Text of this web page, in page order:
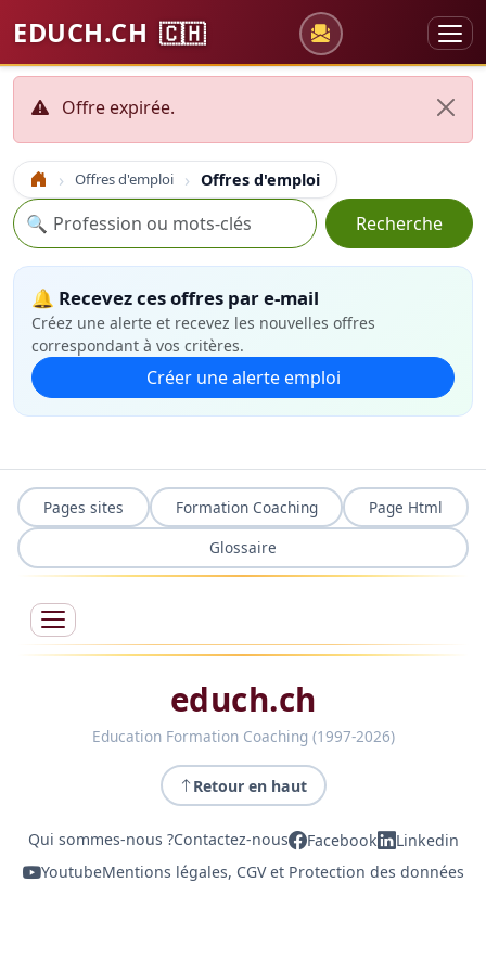
EDUCH.CH 🇨🇭
Offre expirée.
Accueil Offres d'emploi Offres d'emploi
Recherche
🔍 Recherche
🔔 Recevez ces offres par e-mail
Créez une alerte et recevez les nouvelles offres
correspondant à vos critères.
Créer une alerte emploi
Pages sites Formation Coaching
Page Html
Glossaire
educh.ch
Education Formation Coaching (1997-2026)
Retour en haut
Qui sommes-nous ?Contactez-nous Facebook
Linkedin
YoutubeMentions légales, CGV et Protection des données